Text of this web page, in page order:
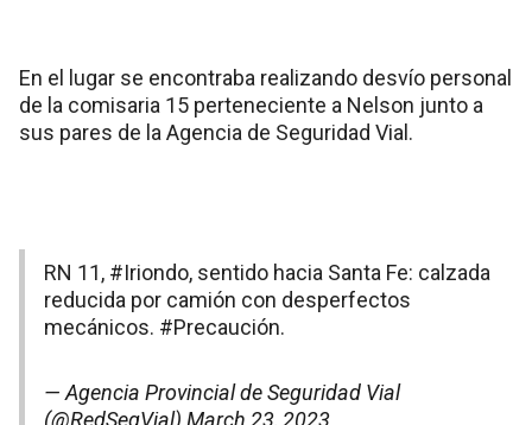
En el lugar se encontraba realizando desvío personal
de la comisaria 15 perteneciente a Nelson junto a
sus pares de la Agencia de Seguridad Vial.
RN 11, #Iriondo, sentido hacia Santa Fe: calzada
reducida por camión con desperfectos
mecánicos. #Precaución.
— Agencia Provincial de Seguridad Vial
(@RedSegVial) March 23, 2023